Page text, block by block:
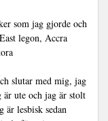
som jag gjorde och
legon, Accra
slutar med mig, jag
ute och jag är stolt
är lesbisk sedan